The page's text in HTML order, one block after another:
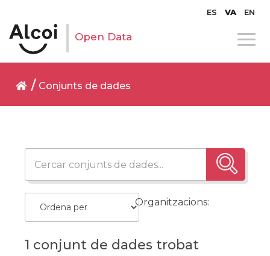
ES VA EN
Open Data
Conjunts de dades
1 conjunt de dades trobat
Organitzacions: